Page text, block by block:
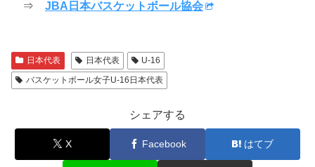
⇒ JBA日本バスケットボール協会
日本代表 日本代表
U-16
バスケットボール女子U-16日本代表
シェアする
X Facebook はてブ